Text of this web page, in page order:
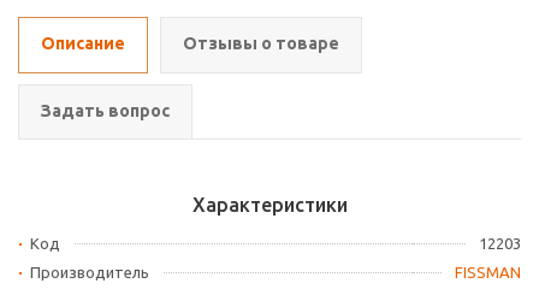
Описание Отзывы о товаре
Задать вопрос
Характеристики
Код
12203
Производитель
FISSMAN